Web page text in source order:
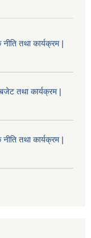
नीति तथा कार्यक्रम |
बजेट तथा कार्यक्रम |
नीति तथा कार्यक्रम |